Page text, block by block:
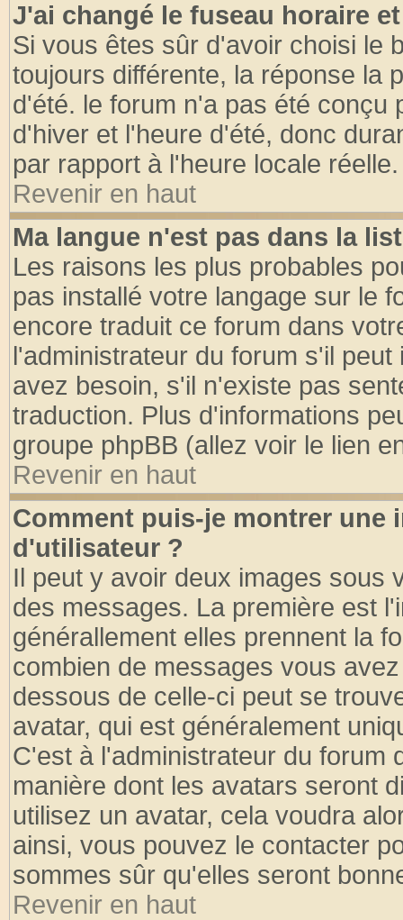
J'ai changé le fuseau horaire
Si vous êtes sûr d'avoir choisi le
toujours différente, la réponse la
d'été. le forum n'a pas été conçu
d'hiver et l'heure d'été, donc
par rapport à l'heure locale réelle.
Revenir en haut
Ma langue n'est pas dans la
Les raisons les plus probables
pas installé votre langage sur le
encore traduit ce forum dans
l'administrateur du forum s'il
avez besoin, s'il n'existe pas
traduction. Plus d'informations
groupe phpBB (allez voir le lien
Revenir en haut
Comment puis-je montrer une
d'utilisateur ?
Il peut y avoir deux images sous
des messages. La première est
générallement elles prennent la
combien de messages vous
dessous de celle-ci peut se
avatar, qui est généralement
C'est à l'administrateur du forum
manière dont les avatars seront
utilisez un avatar, cela voudra
ainsi, vous pouvez le contacter
sommes sûr qu'elles seront
Revenir en haut